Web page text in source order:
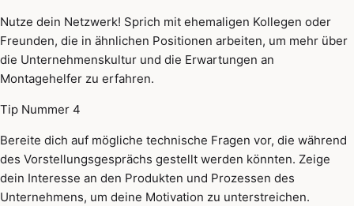
Nutze dein Netzwerk! Sprich mit ehemaligen Kollegen oder
Freunden, die in ähnlichen Positionen arbeiten, um mehr über
die Unternehmenskultur und die Erwartungen an
Montagehelfer zu erfahren.
Tip Nummer 4
Bereite dich auf mögliche technische Fragen vor, die während
des Vorstellungsgesprächs gestellt werden könnten. Zeige
dein Interesse an den Produkten und Prozessen des
Unternehmens, um deine Motivation zu unterstreichen.